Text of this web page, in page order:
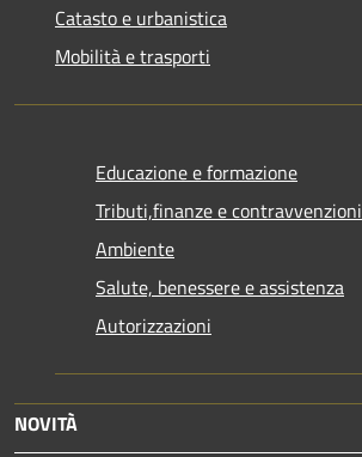
Catasto e urbanistica
Mobilità e trasporti
Educazione e formazione
Tributi,finanze e contravvenzioni
Ambiente
Salute, benessere e assistenza
Autorizzazioni
NOVITÀ